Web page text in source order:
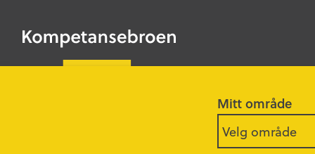
Mitt område
Velg område
HOVEDINNHOLD
Kompetansebroen